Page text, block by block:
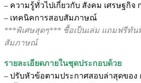
– ความรู้ทั่วไปเกี่ยวกับ สังคม เศรษฐกิจ
– เทคนิคการสอบสัมภาษณ์
***พิเศษสุดๆ*** ชื้อเป็นเล่ม แถมฟรีทัน
สัมภาษณ์
รายละเอียดภายในชุดประกอบด้วย
– ปรับหัวข้อตามประกาศสอบล่าสุดของ